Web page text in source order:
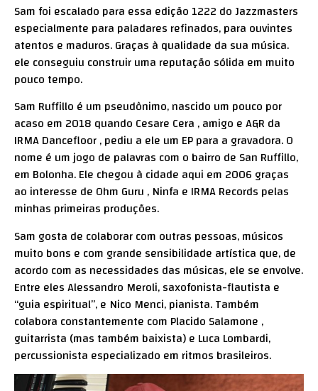
Sam foi escalado para essa edição 1222 do Jazzmasters
especialmente para paladares refinados, para ouvintes
atentos e maduros. Graças à qualidade da sua música.
ele conseguiu construir uma reputação sólida em muito
pouco tempo.
Sam Ruffillo é um pseudônimo, nascido um pouco por
acaso em 2018 quando Cesare Cera , amigo e A&R da
IRMA Dancefloor , pediu a ele um EP para a gravadora. O
nome é um jogo de palavras com o bairro de San Ruffillo,
em Bolonha. Ele chegou à cidade aqui em 2006 graças
ao interesse de Ohm Guru , Ninfa e IRMA Records pelas
minhas primeiras produções.
Sam gosta de colaborar com outras pessoas, músicos
muito bons e com grande sensibilidade artística que, de
acordo com as necessidades das músicas, ele se envolve.
Entre eles Alessandro Meroli, saxofonista-flautista e
“guia espiritual”, e Nico Menci, pianista. Também
colabora constantemente com Placido Salamone ,
guitarrista (mas também baixista) e Luca Lombardi,
percussionista especializado em ritmos brasileiros.